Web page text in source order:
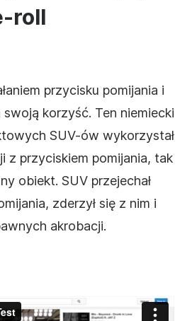
roll
przycisku pomijania i
korzyść. Ten niemiecki
SUV-ów wykorzystał
z przyciskiem pomijania, tak
obiekt. SUV przejechał
zderzył się z nim i
akrobacji.